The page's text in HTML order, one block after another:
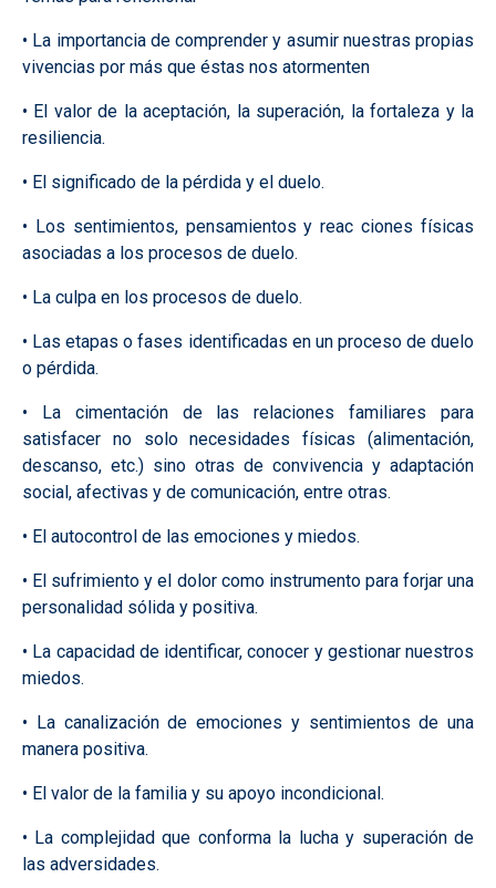
• La importancia de comprender y asumir nuestras propias
vivencias por más que éstas nos atormenten
• El valor de la aceptación, la superación, la fortaleza y la
resiliencia.
• El significado de la pérdida y el duelo.
• Los sentimientos, pensamientos y reac ciones físicas
asociadas a los procesos de duelo.
• La culpa en los procesos de duelo.
• Las etapas o fases identificadas en un proceso de duelo
o pérdida.
• La cimentación de las relaciones familiares para
satisfacer no solo necesidades físicas (alimentación,
descanso, etc.) sino otras de convivencia y adaptación
social, afectivas y de comunicación, entre otras.
• El autocontrol de las emociones y miedos.
• El sufrimiento y el dolor como instrumento para forjar una
personalidad sólida y positiva.
• La capacidad de identificar, conocer y gestionar nuestros
miedos.
• La canalización de emociones y sentimientos de una
manera positiva.
• El valor de la familia y su apoyo incondicional.
• La complejidad que conforma la lucha y superación de
las adversidades.